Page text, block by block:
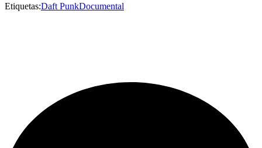
Etiquetas:Daft PunkDocumental